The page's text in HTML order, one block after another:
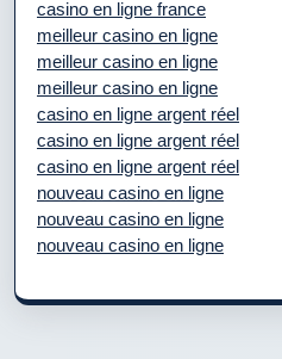
casino en ligne france
meilleur casino en ligne
meilleur casino en ligne
meilleur casino en ligne
casino en ligne argent réel
casino en ligne argent réel
casino en ligne argent réel
nouveau casino en ligne
nouveau casino en ligne
nouveau casino en ligne